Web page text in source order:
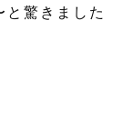
と驚きました